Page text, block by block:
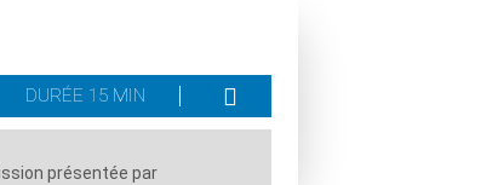
DURÉE 15 MIN
présentée par